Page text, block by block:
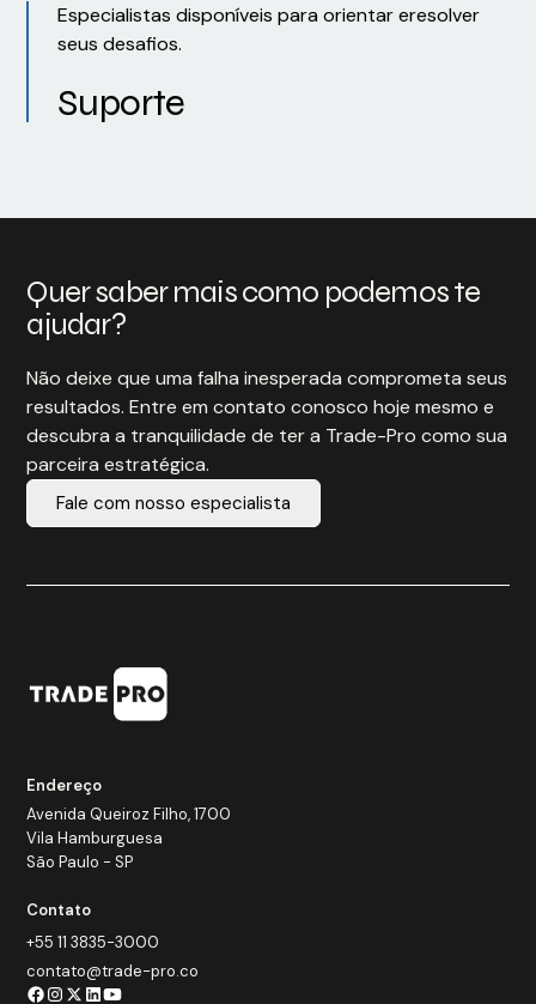
Especialistas disponíveis para orientar eresolver
seus desafios.
Suporte
Quer saber mais como podemos te
ajudar?
Não deixe que uma falha inesperada comprometa seus
resultados. Entre em contato conosco hoje mesmo e
descubra a tranquilidade de ter a Trade-Pro como sua
parceira estratégica.
Fale com nosso especialista
Endereço
Avenida Queiroz Filho, 1700
Vila Hamburguesa
São Paulo - SP
Contato
+55 11 3835-3000
contato@trade-pro.co